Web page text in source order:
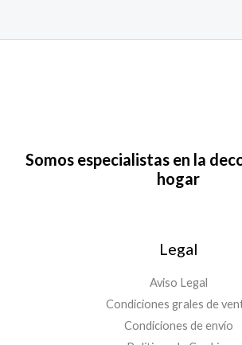
Somos especialistas en la
hogar
Legal
Aviso Legal
Condiciones grales de
Condiciones de envío